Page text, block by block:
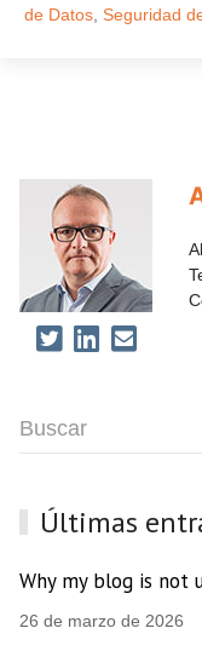
de Datos Seguridad
Últimas
Why my blog is not
26 de marzo de 2026